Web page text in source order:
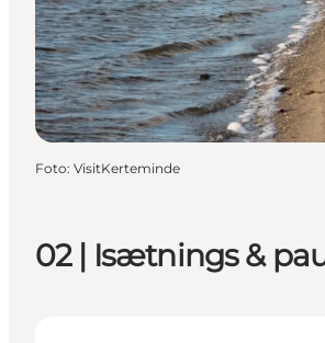
Planlæg din ferie
Det sker
Sommerbus
02 | Isætnings &
Foto: VisitKerteminde